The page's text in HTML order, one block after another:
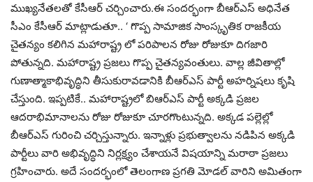
ముఖ్యనేతలతో కేసీఆర్‌ చర్చించారు.ఈ సందర్భంగా బీఆర్ఎస్ అధినేత
సీఎం కేసీఆర్ మాట్లాడుతూ.. ‘ గొప్ప సామాజిక సాంస్కృతిక రాజకీయ
చైతన్యం కలిగిన మహారాష్ట్ర లో పరిపాలన రోజు రోజుకూ దిగజారి
పోతున్నది. మహారాష్ట్ర ప్రజలు గొప్ప చైతన్యవంతులు. వాల్ల జీవితాల్లో
గుణాత్మాకాభివృద్ధిని తీసుకురావడానికి బీఆర్ఎస్ పార్టీ అహర్నిషలు కృషి
చేస్తుంది. ఇప్పటికే.. మహారాష్ట్రలో బిఆర్ఎస్ పార్టీ అక్కడి ప్రజల
ఆదరాభిమానాలను రోజు రోజుకూ చూరగొంటున్నది. అక్కడ పల్లెల్లో
బీఆర్ఎస్ గురించి చర్చిస్తున్నారు. ఇన్నాళ్లు ప్రభుత్వాలను నడిపిన అక్కడి
పార్టీలు వారి అభివృద్ధిని నిర్లక్ష్యం చేశాయనే విషయాన్ని మరాఠా ప్రజలు
గ్రహించారు. అదే సందర్భంలో తెలంగాణ ప్రగతి మోడల్ వారిని అమితంగా